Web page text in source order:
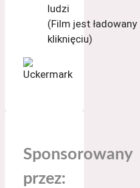
ludzi
(Film jest ładowany
kliknięciu)
Sponsorowany
przez: